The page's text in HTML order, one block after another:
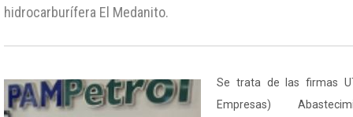
hidrocarburífera El Medanito.
Se trata de las firmas
Empresas)